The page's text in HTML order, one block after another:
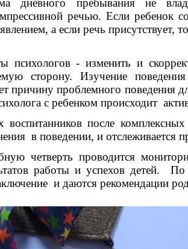
дневного пребывания не
речью. Если ребенок
а если речь присутствует,
психологов - изменить и
сторону. Изучение
причину проблемного поведения
с ребенком происходит
после
в поведении, и отслеживается
четверть проводится
работы и успехов детей.
и даются рекомендации